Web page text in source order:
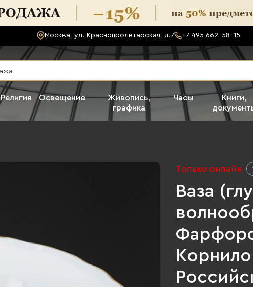
Москва, ул. Краснопролетарская, д.7 +7 495 662-58-15
Религия Освещение
Живопись,
графика
Часы
Книги,
Только онлайн
Ваза